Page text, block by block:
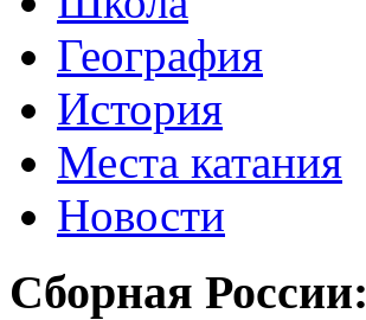
География
История
Места катания
Новости
Сборная России: